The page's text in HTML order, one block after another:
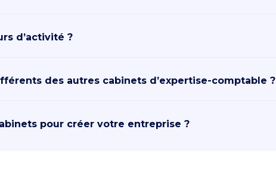
d’activité ?
des autres cabinets d’expertise-comptable ?
pour créer votre entreprise ?